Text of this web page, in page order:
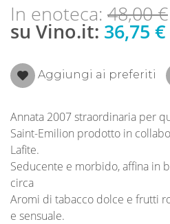
In enoteca: 48,00 €
su Vino.it: 36,75 €
Aggiungi ai preferiti
Annata 2007 straordinaria per
Saint-Emilion prodotto in
Lafite.
Seducente e morbido, affina in
circa
Aromi di tabacco dolce e frutti
e sensuale.